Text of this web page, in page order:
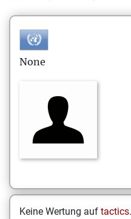
None
Keine Wertung auf